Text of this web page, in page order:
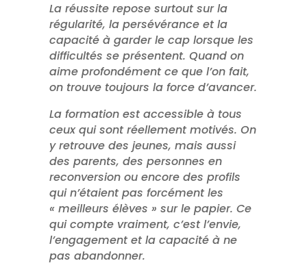
La réussite repose surtout sur la
régularité, la persévérance et la
capacité à garder le cap lorsque les
difficultés se présentent. Quand on
aime profondément ce que l’on fait,
on trouve toujours la force d’avancer.
La formation est accessible à tous
ceux qui sont réellement motivés. On
y retrouve des jeunes, mais aussi
des parents, des personnes en
reconversion ou encore des profils
qui n’étaient pas forcément les
« meilleurs élèves » sur le papier. Ce
qui compte vraiment, c’est l’envie,
l’engagement et la capacité à ne
pas abandonner.